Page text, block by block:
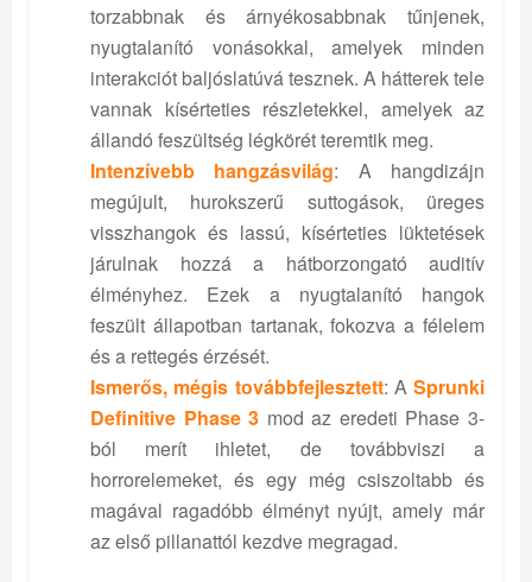
torzabbnak és árnyékosabbnak tűnjenek,
nyugtalanító vonásokkal, amelyek minden
interakciót baljóslatúvá tesznek. A hátterek tele
vannak kísérteties részletekkel, amelyek az
állandó feszültség légkörét teremtik meg.
Intenzívebb hangzásvilág: A hangdizájn
megújult, hurokszerű suttogások, üreges
visszhangok és lassú, kísérteties lüktetések
járulnak hozzá a hátborzongató auditív
élményhez. Ezek a nyugtalanító hangok
feszült állapotban tartanak, fokozva a félelem
és a rettegés érzését.
Ismerős, mégis továbbfejlesztett: A Sprunki
Definitive Phase 3 mod az eredeti Phase 3-
ból merít ihletet, de továbbviszi a
horrorelemeket, és egy még csiszoltabb és
magával ragadóbb élményt nyújt, amely már
az első pillanattól kezdve megragad.